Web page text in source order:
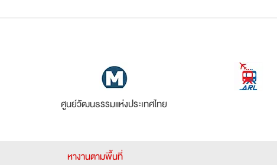
ศูนย์วัฒนธรรมแห่งประเทศไทย
หางานตามพื้นที่